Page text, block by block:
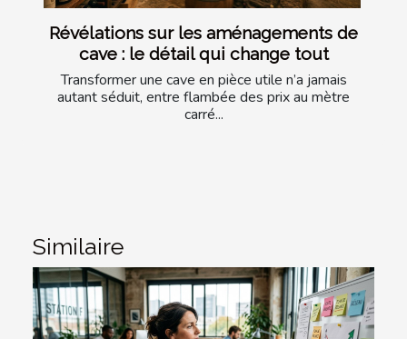
Révélations sur les aménagements de
cave : le détail qui change tout
Transformer une cave en pièce utile n’a jamais
autant séduit, entre flambée des prix au mètre
carré...
Similaire